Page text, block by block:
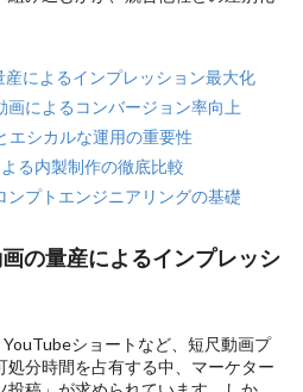
によるインプレッション最大化
によるコンバージョン率向上
エシカルな運用の重要性
る内製制作の徹底比較
ンプトエンジニアリングの基礎
の量産によるインプレッシ
ショートなど、短尺動画プ
処分時間を占有する中、マーケター